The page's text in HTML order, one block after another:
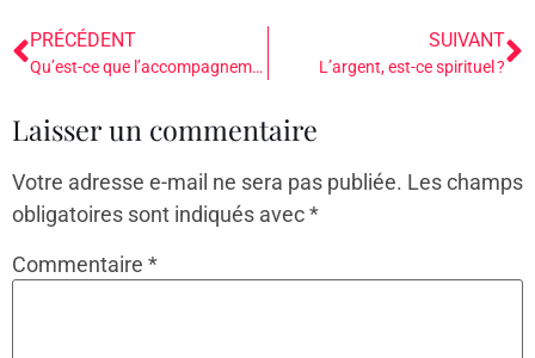
PRÉCÉDENT
Qu’est-ce que l’accompagnement au féminin ?
SUIVANT
L’argent, est-ce spirituel ?
Laisser un commentaire
Votre adresse e-mail ne sera pas publiée. Les champs
obligatoires sont indiqués avec*
Commentaire *